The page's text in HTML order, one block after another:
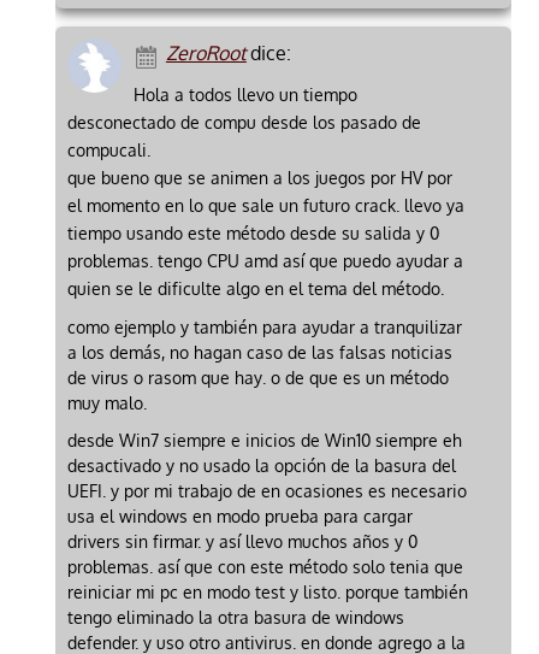
ZeroRootdice:
Hola a todos llevo un tiempo
desconectado de compu desde los pasado de
compucali.
que bueno que se animen a los juegos por HV por
el momento en lo que sale un futuro crack. llevo ya
tiempo usando este método desde su salida y 0
problemas. tengo CPU amd así que puedo ayudar a
quien se le dificulte algo en el tema del método.
como ejemplo y también para ayudar a tranquilizar
a los demás, no hagan caso de las falsas noticias
de virus o rasom que hay. o de que es un método
muy malo.
desde Win7 siempre e inicios de Win10 siempre eh
desactivado y no usado la opción de la basura del
UEFI. y por mi trabajo de en ocasiones es necesario
usa el windows en modo prueba para cargar
drivers sin firmar. y así llevo muchos años y 0
problemas. así que con este método solo tenia que
reiniciar mi pc en modo test y listo. porque también
tengo eliminado la otra basura de windows
defender. y uso otro antivirus. en donde agrego a la